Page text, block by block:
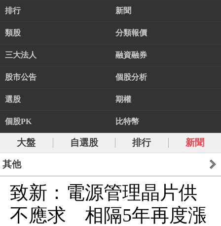
排行 新聞
類股 分類報價
三大法人 融資融券
股市公告 個股分析
選股 期權
個股PK 比特幣
大盤 自選股 排行 新聞
其他
致新：電源管理晶片供
不應求 相隔5年再度漲